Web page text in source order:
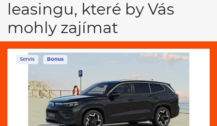
leasingu, které by Vás
mohly zajímat
Servis Bonus